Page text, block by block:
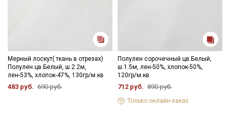
Мерный лоскут( ткань в отрезах)
Полулен цв.Белый, ш.2.2м,
лен-53%, хлопок-47%, 130гр/м.кв
483 руб. 690 руб.
Полулен сорочечный цв.Белый,
ш.1.5м, лен-50%, хлопок-50%,
120гр/м.кв
712 руб. 890 руб.
Только онлайн-заказ